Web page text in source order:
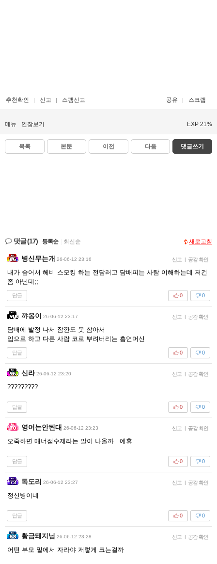
추천확인 신고 스팸신고 공유 스크랩
메뉴 인장보기 EXP 21%
목록 본문 이전 다음 댓글쓰기
댓글(17) 등록순 최신순 새로고침
병신무는개 26-06-12 23:16 신고 | 공감 확인
내가 숨어서 헤비 스모킹 하는 전담러고 담배피는 사람 이해하는데 저건
좀 아닌데;;
답글 0
0
꺄옹이 26-06-12 23:17 신고 | 공감 확인
담배에 발정 나서 잠깐도 못 참아서
입으로 하고 다른 사람 코로 뿌려버리는 흡연머신
답글 0
0
신라 26-06-12 23:20 신고 | 공감 확인
?????????
답글 0
0
영어는안된대 26-06-12 23:23 신고 | 공감 확인
오죽하면 매너점수제라는 말이 나올까.. 에휴
답글 0
0
독도리 26-06-12 23:27 신고 | 공감 확인
정신병이네
답글 0
0
황금돼지님 26-06-12 23:28 신고 | 공감 확인
어떤 부모 밑에서 자라야 저렇게 크는걸까